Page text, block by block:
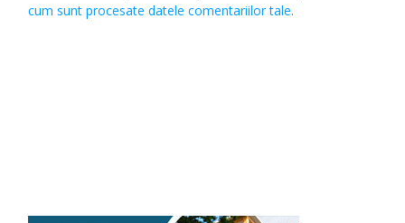
cum sunt procesate datele comentariilor tale.